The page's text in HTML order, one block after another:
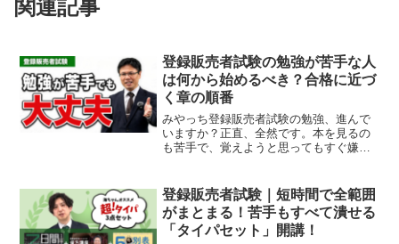
関連記事
登録販売者試験の勉強が苦手な人
は何から始めるべき？合格に近づ
く章の順番
みやっち登録販売者試験の勉強、進んで
いますか？正直、全然です。本を見るの
も苦手で、覚えようと思ってもすぐ嫌に
多くの場合、原因は「手順」です。手順
ですか、気合いとかではな...
登録販売者試験｜短時間で全範囲
がまとまる！苦手もすべて潰せる
「タイパセット」開講！